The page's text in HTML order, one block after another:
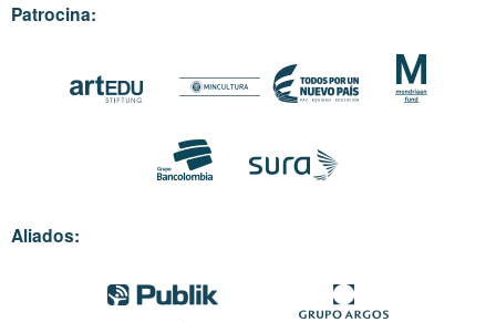
Patrocina:
Aliados: